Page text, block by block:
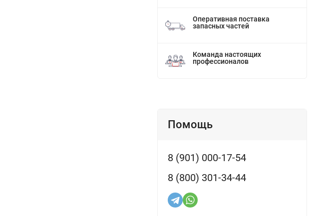
Оперативная поставка
запасных частей
Команда настоящих
профессионалов
Помощь
8 (901) 000-17-54
8 (800) 301-34-44